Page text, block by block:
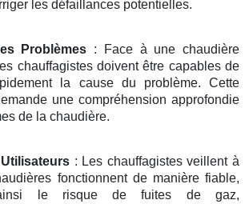
les défaillances potentielles.
Problèmes : Face à une chaudière
chauffagistes doivent être capables de
la cause du problème. Cette
une compréhension approfondie
de la chaudière.
: Les chauffagistes veillent à
fonctionnent de manière fiable,
ainsi le risque de fuites de gaz,